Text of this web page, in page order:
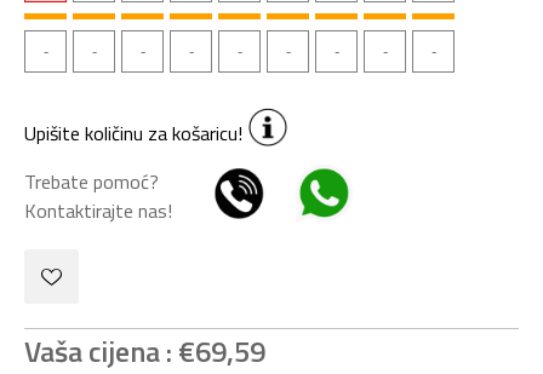
Upišite količinu za košaricu!
Trebate pomoć?
Kontaktirajte nas!
Vaša cijena :€69,59